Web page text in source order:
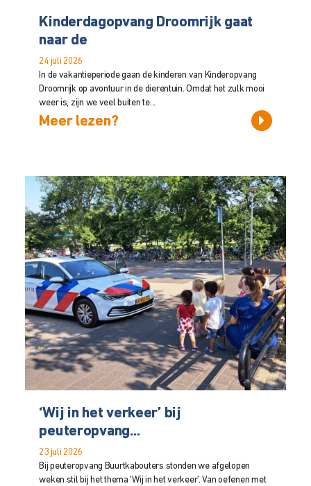
Kinderdagopvang Droomrijk gaat
naar de
24 juli 2026
In de vakantieperiode gaan de kinderen van Kinderopvang
Droomrijk op avontuur in de dierentuin. Omdat het zulk mooi
weer is, zijn we veel buiten te...
Meer lezen?
‘Wij in het verkeer’ bij
peuteropvang...
23 juli 2026
Bij peuteropvang Buurtkabouters stonden we afgelopen
weken stil bij het thema ‘Wij in het verkeer’. Van oefenen met